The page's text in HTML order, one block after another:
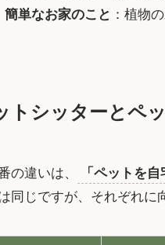
簡単なお家のこと ：植物
トシッターとペ
の違いは、 「ペットを
同じですが、それぞれに